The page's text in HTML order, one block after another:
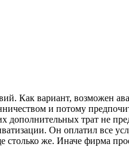
Как вариант, возможен
и потому
дополнительных трат не
Он оплатил все
же. Иначе фирма